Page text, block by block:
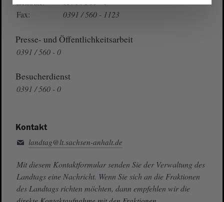
Fax:
0391 / 560 - 1123
Presse- und Öffentlichkeitsarbeit
0391 / 560 - 0
Besucherdienst
0391 / 560 - 0
Kontakt
landtag@lt.sachsen-anhalt.de
Mit diesem Kontaktformular senden Sie der Verwaltung des
Landtags eine Nachricht. Wenn Sie sich an die Fraktionen
des Landtags richten möchten, dann empfehlen wir die